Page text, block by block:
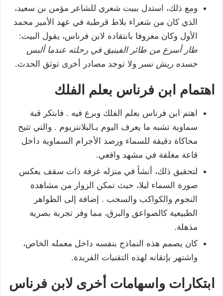
ومع ذلك، استدل ببيت شعري للشاعر مؤمن بن سعيد،
الذي كان من شعراء بلاط قرطبة في عهد الأمير محمد
الأول وكان معروفا بانتقاده لابن فرناس، يقول البيت:
طار أسرع من طائر الفينيق في رحلته عندما ألبس
جسده ريش نسر ولا توجد مصادر أخرى توثق الحدث.
اهتمام ابن فرناس بعلم الفلك
اهتم ابن فرناس بعلم الفلك وبرع فيه . فابتكر قبة
سماوية تشبه ما يعرف اليوم بـالبلانتريوم . والتي تتيح
محاكاة دقيقة للسماء ورصد الأجرام السماوية داخل
قاعة مغلقة في مشهد واقعي.
لتحقيق ذلك، أنشأ في منزله غرفة ذات سقف يعكس
صورة السماء ليلا، حيث تمكن الزوار من مشاهدة
النجوم والكواكب والسحب . إضافة إلى الظواهر
الطبيعية كالصواعق والبرق، مما وفر تجربة بصرية
مذهلة.
كان يصمم هذه النماذج بنفسه داخل معمله الخاص،
واشتهر بإتقانه لهذه التقنيات الفريدة.
ابتكارات واسهامات أخرى لابن فرناس